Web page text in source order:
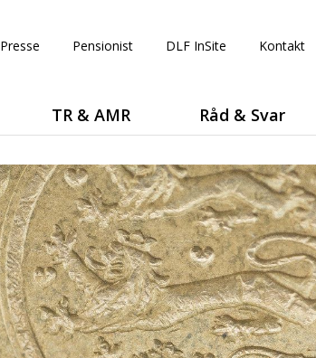
Presse Pensionist DLF InSite Kontakt
TR & AMR Råd & Svar